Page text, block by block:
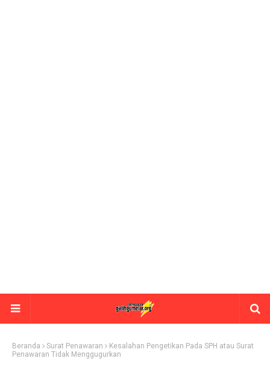
Beranda Surat Penawaran
Kesalahan Pengetikan Pada SPH atau Surat
Penawaran Tidak Menggugurkan